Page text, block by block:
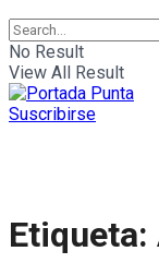
No Result
View All Result
Suscribirse
Etiqueta: